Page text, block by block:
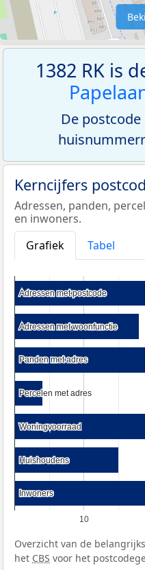
1382 RK is
De postcode
Kerncijfers
Adressen, panden,
en inwoners.
Grafiek
Tabel
10
Adressen met postcode
Adressen met postcode
Adressen met woonfunctie
Adressen met woonfunctie
Panden met adres
Panden met adres
Percelen met adres
Percelen met adres
Woningvoorraad
Woningvoorraad
Huishoudens
Huishoudens
Inwoners
Inwoners
Overzicht van de
het CBS voor het